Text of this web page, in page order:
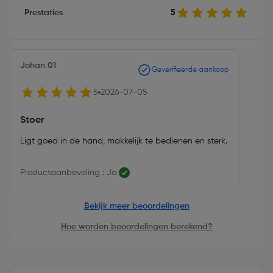
Prestaties 5
Johan 01 Geverifieerde aankoop
5 2026-07-05
Stoer
Ligt goed in de hand, makkelijk te bedienen en sterk.
Productaanbeveling : Ja
Bekijk meer beoordelingen
Hoe worden beoordelingen berekend?